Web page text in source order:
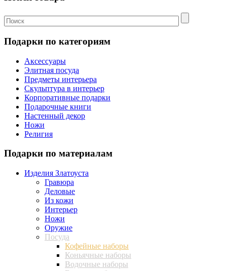
Подарки по категориям
Аксессуары
Элитная посуда
Предметы интерьера
Скульптура в интерьер
Корпоративные подарки
Подарочные книги
Настенный декор
Ножи
Религия
Подарки по материалам
Изделия Златоуста
Гравюра
Деловые
Из кожи
Интерьер
Ножи
Оружие
Посуда
Кофейные наборы
Коньячные наборы
Водочные наборы